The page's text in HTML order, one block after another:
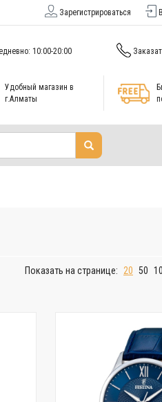
Зарегистрироваться
10:00-20:00
Удобный магазин в
г.Алматы
Показать на странице: 20 50